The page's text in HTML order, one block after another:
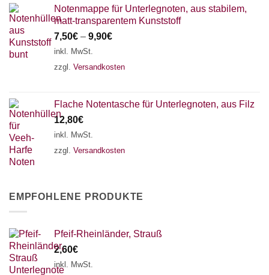
Notenmappe für Unterlegnoten, aus stabilem,
matt-transparentem Kunststoff
7,50€ – 9,90€
inkl. MwSt.
zzgl. Versandkosten
Flache Notentasche für Unterlegnoten, aus Filz
12,80€
inkl. MwSt.
zzgl. Versandkosten
EMPFOHLENE PRODUKTE
Pfeif-Rheinländer, Strauß
2,60€
inkl. MwSt.